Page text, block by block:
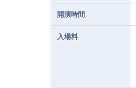
開演時間
入場料